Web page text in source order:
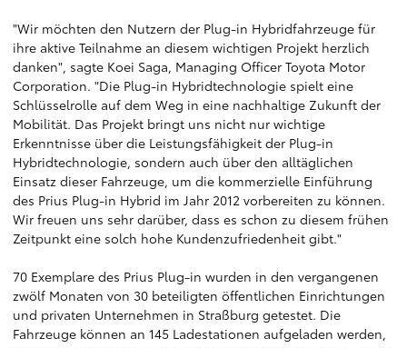
"Wir möchten den Nutzern der Plug-in Hybridfahrzeuge für
ihre aktive Teilnahme an diesem wichtigen Projekt herzlich
danken", sagte Koei Saga, Managing Officer Toyota Motor
Corporation. "Die Plug-in Hybridtechnologie spielt eine
Schlüsselrolle auf dem Weg in eine nachhaltige Zukunft der
Mobilität. Das Projekt bringt uns nicht nur wichtige
Erkenntnisse über die Leistungsfähigkeit der Plug-in
Hybridtechnologie, sondern auch über den alltäglichen
Einsatz dieser Fahrzeuge, um die kommerzielle Einführung
des Prius Plug-in Hybrid im Jahr 2012 vorbereiten zu können.
Wir freuen uns sehr darüber, dass es schon zu diesem frühen
Zeitpunkt eine solch hohe Kundenzufriedenheit gibt."
70 Exemplare des Prius Plug-in wurden in den vergangenen
zwölf Monaten von 30 beteiligten öffentlichen Einrichtungen
und privaten Unternehmen in Straßburg getestet. Die
Fahrzeuge können an 145 Ladestationen aufgeladen werden,